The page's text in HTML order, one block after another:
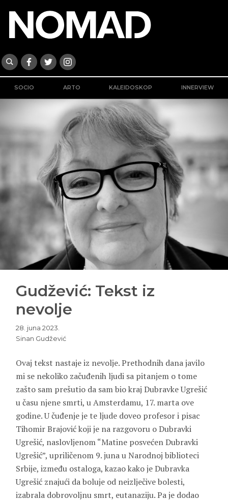
SOCIO ARTO KALEIDOSKOP INNERVIEW
Gudžević: Tekst iz
nevolje
28. juna 2023.
Sinan Gudžević
Ovaj tekst nastaje iz nevolje. Prethodnih dana javilo
mi se nekoliko začuđenih ljudi sa pitanjem o tome
zašto sam prešutio da sam bio kraj Dubravke Ugrešić
u času njene smrti, u Amsterdamu, 17. marta ove
godine. U čuđenje je te ljude doveo profesor i pisac
Tihomir Brajović koji je na razgovoru o Dubravki
Ugrešić, naslovljenom “Matine posvećen Dubravki
Ugrešić”, upriličenom 9. juna u Narodnoj biblioteci
Srbije, između ostaloga, kazao kako je Dubravka
Ugrešić znajući da boluje od neizlječive bolesti,
izabrala dobrovoljnu smrt, eutanaziju. Pa je dodao